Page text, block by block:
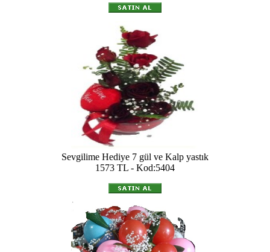
Sevgilime Hediye 7 gül ve Kalp yastık
1573 TL - Kod:5404